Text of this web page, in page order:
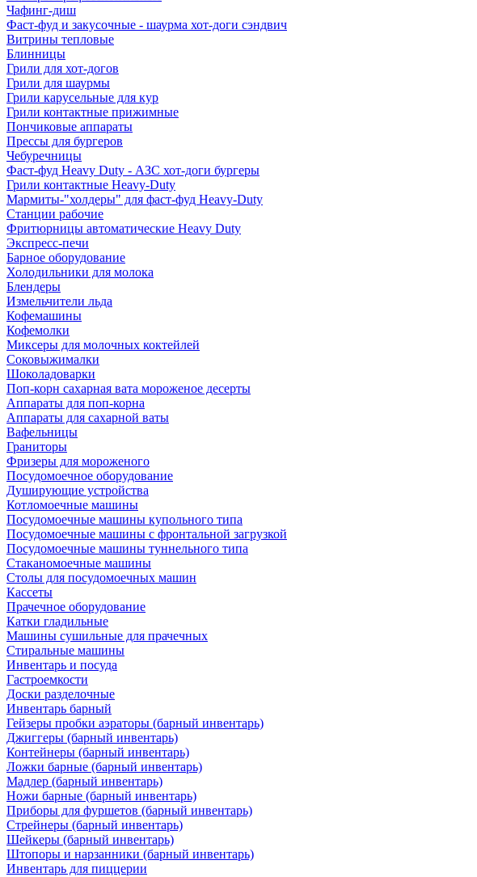
Чафинг-диш
Фаст-фуд и закусочные - шаурма хот-доги сэндвич
Витрины тепловые
Блинницы
Грили для хот-догов
Грили для шаурмы
Грили карусельные для кур
Грили контактные прижимные
Пончиковые аппараты
Прессы для бургеров
Чебуречницы
Фаст-фуд Heavy Duty - АЗС хот-доги бургеры
Грили контактные Heavy-Duty
Мармиты-"холдеры" для фаст-фуд Heavy-Duty
Станции рабочие
Фритюрницы автоматические Heavy Duty
Экспресс-печи
Барное оборудование
Холодильники для молока
Блендеры
Измельчители льда
Кофемашины
Кофемолки
Миксеры для молочных коктейлей
Соковыжималки
Шоколадоварки
Поп-корн сахарная вата мороженое десерты
Аппараты для поп-корна
Аппараты для сахарной ваты
Вафельницы
Граниторы
Фризеры для мороженого
Посудомоечное оборудование
Душирующие устройства
Котломоечные машины
Посудомоечные машины купольного типа
Посудомоечные машины с фронтальной загрузкой
Посудомоечные машины туннельного типа
Стаканомоечные машины
Столы для посудомоечных машин
Кассеты
Прачечное оборудование
Катки гладильные
Машины сушильные для прачечных
Стиральные машины
Инвентарь и посуда
Гастроемкости
Доски разделочные
Инвентарь барный
Гейзеры пробки аэраторы (барный инвентарь)
Джиггеры (барный инвентарь)
Контейнеры (барный инвентарь)
Ложки барные (барный инвентарь)
Мадлер (барный инвентарь)
Ножи барные (барный инвентарь)
Приборы для фуршетов (барный инвентарь)
Стрейнеры (барный инвентарь)
Шейкеры (барный инвентарь)
Штопоры и нарзанники (барный инвентарь)
Инвентарь для пиццерии